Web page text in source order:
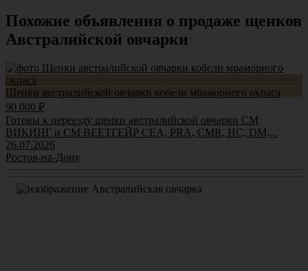
Похожие объявления о продаже щенков
Австралийской овчарки
Щенки австралийской овчарки кобели мраморного окраса
90 000 ₽
Готовы к переезду щенки австралийской овчарки СМ
ВИКИНГ и СМ ВЕЕТГЕЙР CEA, PRA, CMR, HC, DM,...
26.07.2026
Ростов-на-Дону